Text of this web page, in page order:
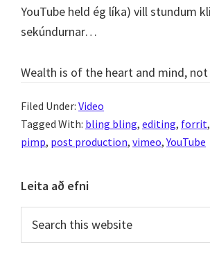
YouTube held ég líka) vill stundum
sekúndurnar…
Wealth is of the heart and mind,
Filed Under: Video
Tagged With: bling bling, editing, forrit,
pimp, post production, vimeo,YouTube
Primary
Sidebar
Leita að efni
this